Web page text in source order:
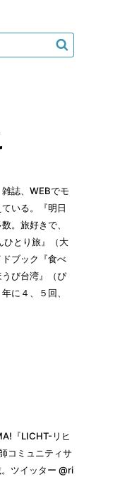
誌、WEBでモ
いる。『明日
。旅好きで、
ひとり旅』（大
ブック『食べ
び台湾』（ぴ
に４、５回、
『LICHT-リヒ
コミュニティサ
ツイッター @ri